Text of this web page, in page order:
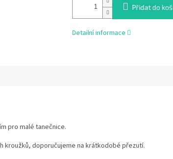
Přidat do
Detailní informace
pro malé tanečnice.
kroužků, doporučujeme na krátkodobé přezutí.